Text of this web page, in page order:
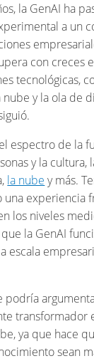
la GenAI ha
a un
con creces
tecnológicas,
y la ola de
espectro de la
y la cultura,
la nube y más.
una experiencia
los niveles
la GenAI
escala
podría
transformador
ya que hace
sean